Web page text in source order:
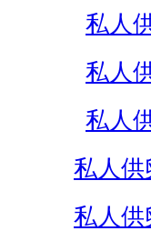
私人
私人
私人
私人供
私人供